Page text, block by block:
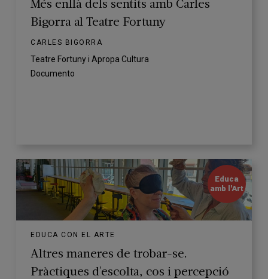
Més enllà dels sentits amb Carles
Bigorra al Teatre Fortuny
CARLES BIGORRA
Teatre Fortuny i Apropa Cultura
Documento
Educa
amb l'Art
EDUCA CON EL ARTE
Altres maneres de trobar-se.
Pràctiques d'escolta, cos i percepció